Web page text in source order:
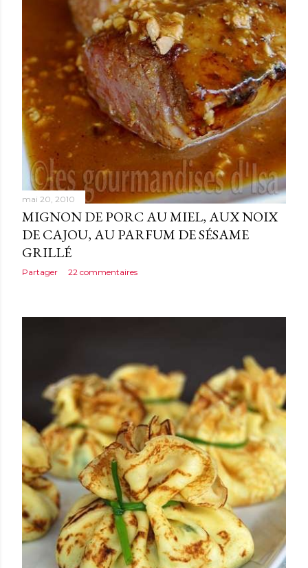
mai 20, 2010
MIGNON DE PORC AU MIEL, AUX NOIX
DE CAJOU, AU PARFUM DE SÉSAME
GRILLÉ
Partager 22 commentaires